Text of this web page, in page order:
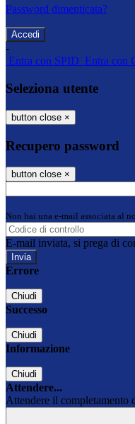
Password dimenticata?
-
Entra con SPID Entra con
Seleziona utente
button close ×
Recupero password
button close ×
Non hai una e-mail associata al
E-mail inviata, si prega di
Errore
Chiudi
Successo
Chiudi
Informazione
Chiudi
Attendere...
Attendere il completamento